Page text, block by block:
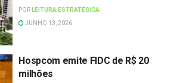
POR LEITURA ESTRATÉGICA
JUNHO 13, 2026
Hospcom emite FIDC de R$ 20
milhões